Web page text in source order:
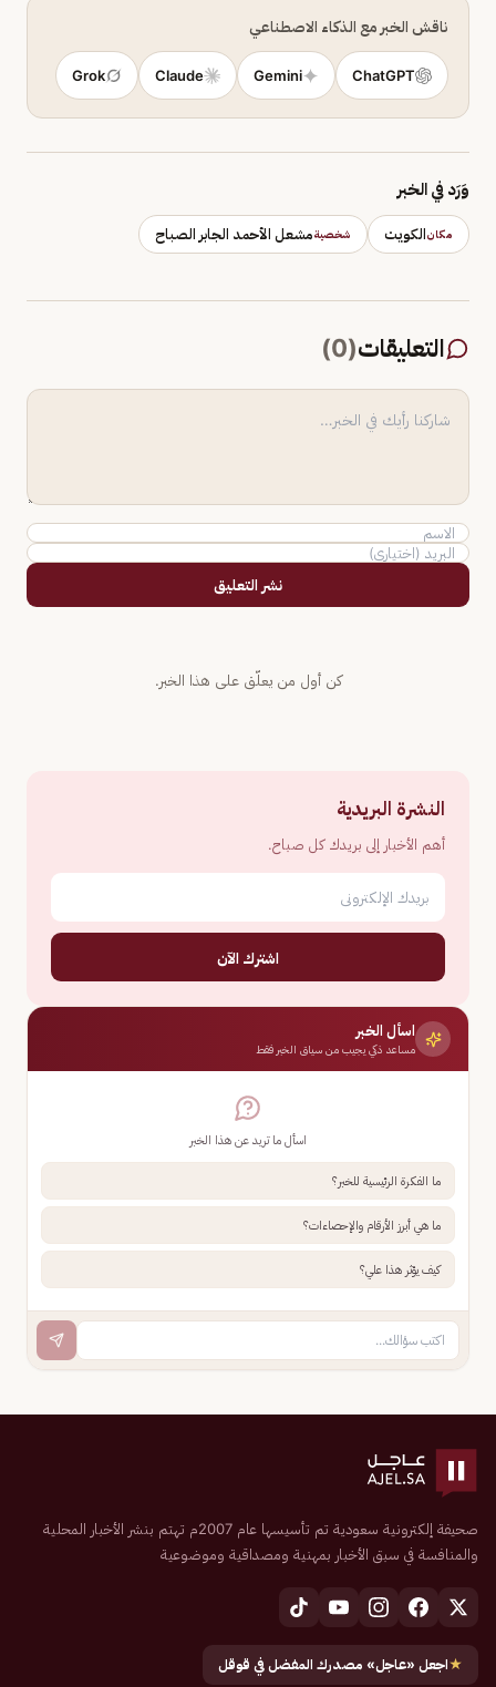
ناقش الخبر مع الذكاء الاصطناعي
ChatGPT
Gemini
Claude
Grok
وَرَد في الخبر
مكانالكويت شخصيةمشعل الأحمد الجابر الصباح
التعليقات(
0
)
نشر التعليق
كن أول من يعلّق على هذا الخبر.
النشرة البريدية
أهم الأخبار إلى بريدك كل صباح.
اشترك الآن
اسأل الخبر
مساعد ذكي يجيب من سياق الخبر فقط
اسأل ما تريد عن هذا الخبر
ما الفكرة الرئيسية للخبر؟
ما هي أبرز الأرقام والإحصاءات؟
كيف يؤثر هذا علي؟
صحيفة إلكترونية سعودية تم تأسيسها عام 2007م تهتم بنشر الأخبار المحلية
والمنافسة في سبق الأخبار بمهنية ومصداقية وموضوعية
★اجعل «عاجل» مصدرك المفضل في قوقل